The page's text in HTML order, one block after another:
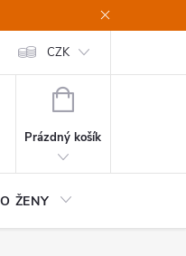
CZK
NÁKUPNÍ
Prázdný košík
ŽENY